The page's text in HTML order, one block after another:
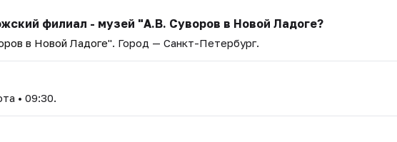
филиал - музей "А.В. Суворов в Новой Ладоге?
в Новой Ладоге". Город — Санкт-Петербург.
• 09:30.